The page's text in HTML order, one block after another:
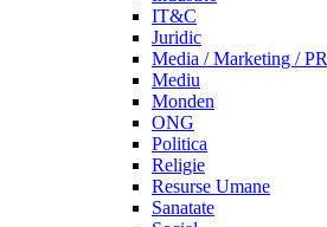
IT&C
Juridic
Media / Marketing / PR
Mediu
Monden
ONG
Politica
Religie
Resurse Umane
Sanatate